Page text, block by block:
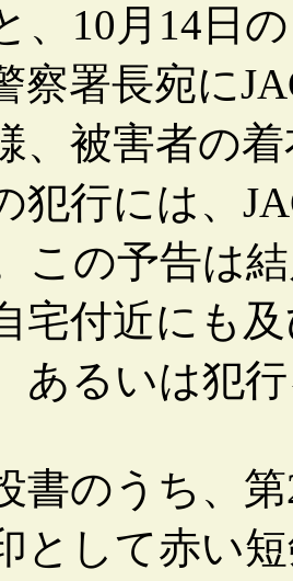
10月14日
察署長宛に
、被害者の
犯行には、
この予告は
宅付近にも
あるいは犯
のうち、第
として赤い